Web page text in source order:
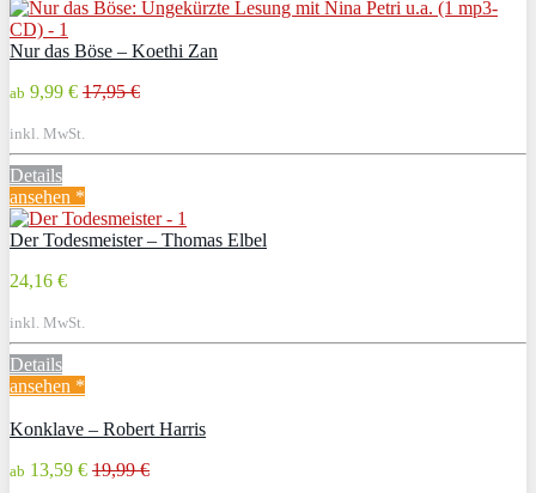
Nur das Böse – Koethi Zan
ab 9,99 € 17,95 €
inkl. MwSt.
Details
ansehen *
Der Todesmeister – Thomas Elbel
24,16 €
inkl. MwSt.
Details
ansehen *
Konklave – Robert Harris
ab 13,59 € 19,99 €